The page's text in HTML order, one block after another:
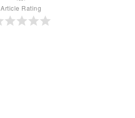
Article Rating